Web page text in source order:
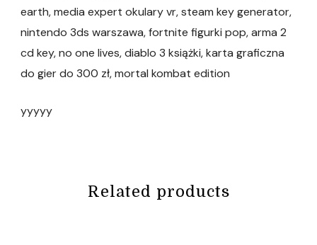
earth, media expert okulary vr, steam key generator,
nintendo 3ds warszawa, fortnite figurki pop, arma 2
cd key, no one lives, diablo 3 książki, karta graficzna
do gier do 300 zł, mortal kombat edition
yyyyy
Related products